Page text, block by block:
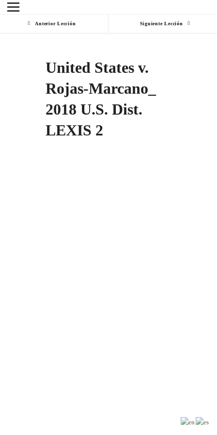
Anterior Lección Siguiente Lección
United States v.
Rojas-Marcano_
2018 U.S. Dist.
LEXIS 2